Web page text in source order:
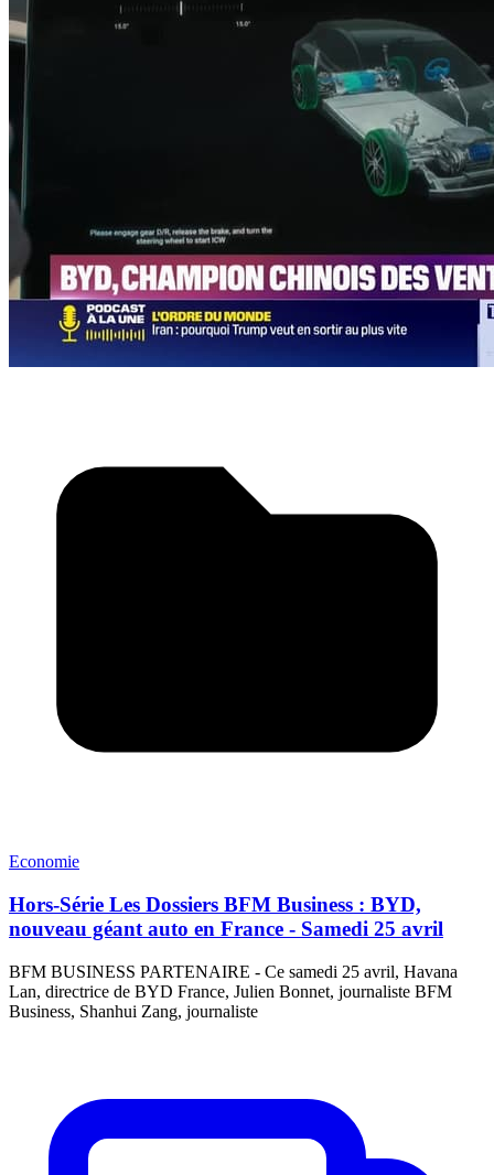
Economie
Hors-Série Les Dossiers BFM Business : BYD,
nouveau géant auto en France - Samedi 25 avril
BFM BUSINESS PARTENAIRE - Ce samedi 25 avril, Havana
Lan, directrice de BYD France, Julien Bonnet, journaliste BFM
Business, Shanhui Zang, journaliste